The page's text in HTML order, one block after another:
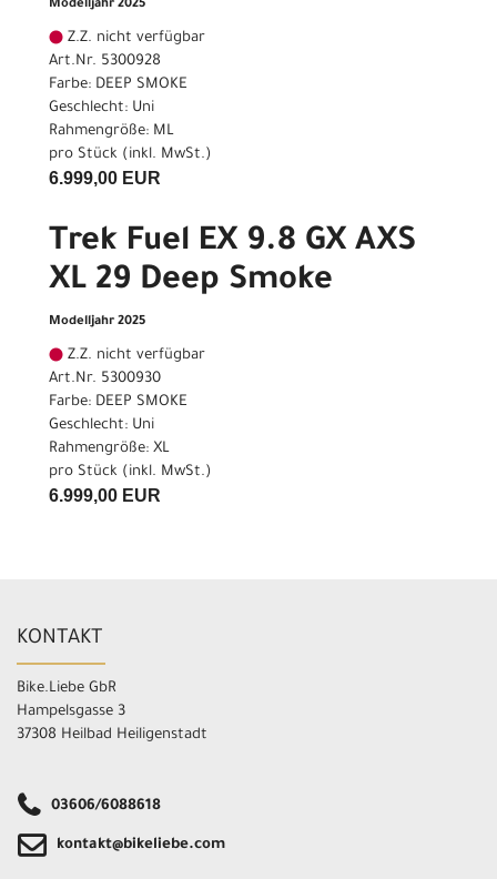
Modelljahr 2025
Z.Z. nicht verfügbar
Art.Nr. 5300928
Farbe: DEEP SMOKE
Geschlecht: Uni
Rahmengröße: ML
pro Stück (inkl. MwSt.)
6.999,00 EUR
Trek Fuel EX 9.8 GX AXS
XL 29 Deep Smoke
Modelljahr 2025
Z.Z. nicht verfügbar
Art.Nr. 5300930
Farbe: DEEP SMOKE
Geschlecht: Uni
Rahmengröße: XL
pro Stück (inkl. MwSt.)
6.999,00 EUR
KONTAKT
Bike.Liebe GbR
Hampelsgasse 3
37308 Heilbad Heiligenstadt
03606/6088618
kontakt@bikeliebe.com